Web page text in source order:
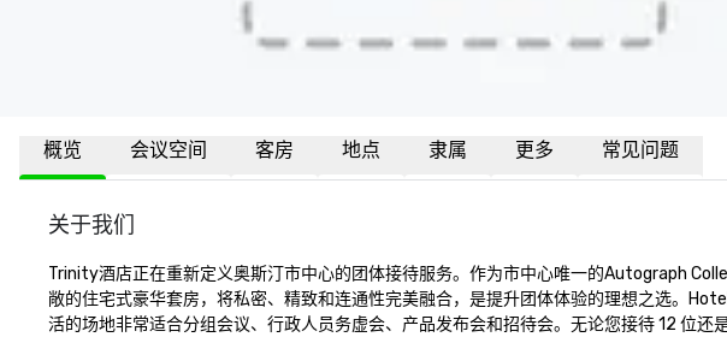
概览 会议空间 客房 地点 隶属 更多 常见问题
关于我们
Trinity酒店正在重新定义奥斯汀市中心的团体接待服务。作为市中心唯一的Autograph
敞的住宅式豪华套房，将私密、精致和连通性完美融合，是提升团体体验的理想之选。
活的场地非常适合分组会议、行政人员务虚会、产品发布会和招待会。无论您接待 12 位还